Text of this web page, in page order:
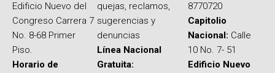
Edificio Nuevo del
Congreso Carrera 7
No. 8-68 Primer
Piso.
Horario de
quejas, reclamos,
sugerencias y
denuncias
Línea Nacional
Gratuita:
8770720
Capitolio
Nacional: Calle
10 No. 7- 51
Edificio Nuevo